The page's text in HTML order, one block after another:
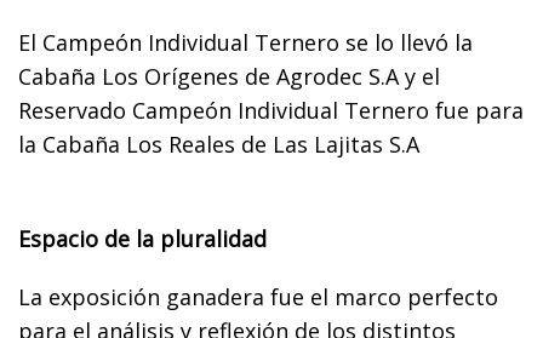
El Campeón Individual Ternero se lo llevó la
Cabaña Los Orígenes de Agrodec S.A y el
Reservado Campeón Individual Ternero fue para
la Cabaña Los Reales de Las Lajitas S.A
Espacio de la pluralidad
La exposición ganadera fue el marco perfecto
para el análisis y reflexión de los distintos